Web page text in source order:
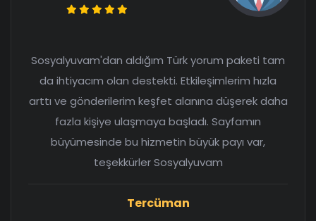
Sosyalyuvam'dan aldığım Türk yorum paketi tam
da ihtiyacım olan destekti. Etkileşimlerim hızla
arttı ve gönderilerim keşfet alanına düşerek daha
fazla kişiye ulaşmaya başladı. Sayfamın
büyümesinde bu hizmetin büyük payı var,
teşekkürler Sosyalyuvam
Tercüman